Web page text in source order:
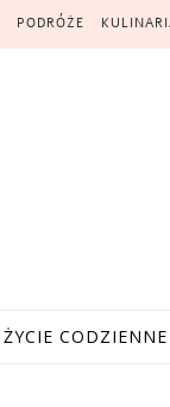
PODRÓŻE
ŻYCIE CODZIENNE